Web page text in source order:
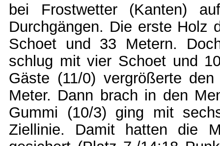
bei Frostwetter (Kanten)
Durchgängen. Die erste Holz
Schoet und 33 Metern.
schlug mit vier Schoet und
Gäste (11/0) vergrößerte
Meter. Dann brach in den
Gummi (10/3) ging mit
Ziellinie. Damit hatten die